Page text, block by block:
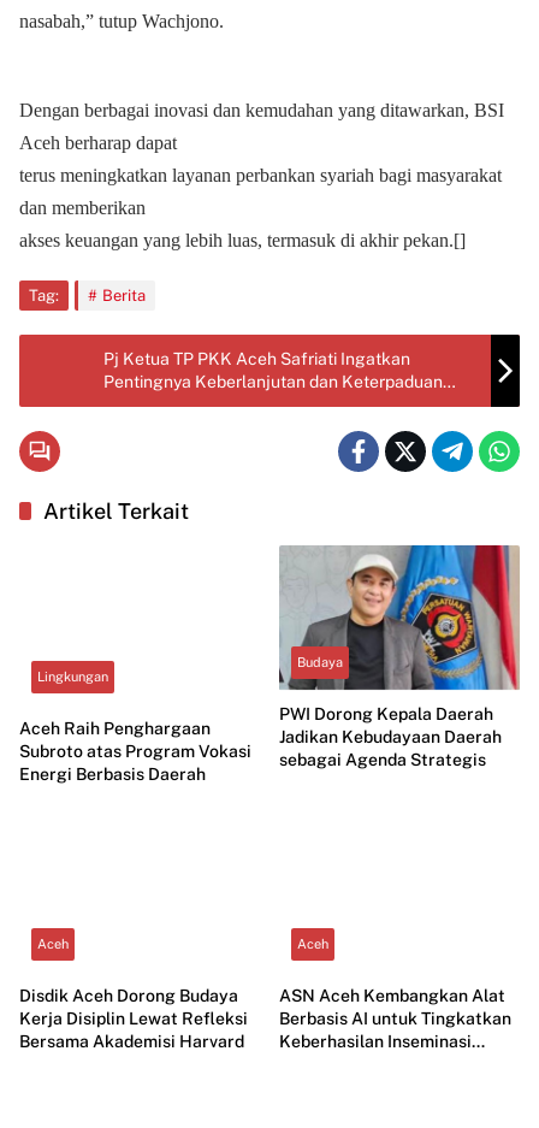
nasabah,” tutup Wachjono.
Dengan berbagai inovasi dan kemudahan yang ditawarkan, BSI
Aceh berharap dapat
terus meningkatkan layanan perbankan syariah bagi masyarakat
dan memberikan
akses keuangan yang lebih luas, termasuk di akhir pekan.[]
Tag: Berita
Pj Ketua TP PKK Aceh Safriati Ingatkan
Pentingnya Keberlanjutan dan Keterpaduan
Program
Artikel Terkait
Lingkungan
Aceh Raih Penghargaan
Subroto atas Program Vokasi
Energi Berbasis Daerah
Budaya
PWI Dorong Kepala Daerah
Jadikan Kebudayaan Daerah
sebagai Agenda Strategis
Aceh
Disdik Aceh Dorong Budaya
Kerja Disiplin Lewat Refleksi
Bersama Akademisi Harvard
Aceh
ASN Aceh Kembangkan Alat
Berbasis AI untuk Tingkatkan
Keberhasilan Inseminasi